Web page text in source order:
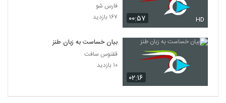
۰۰:۵۷ HD
فارس شو
۱۶۷ بازدید
۰۲:۱۶
بیان خساست به زبان طنز
ققنوس سافت
۱۰ بازدید